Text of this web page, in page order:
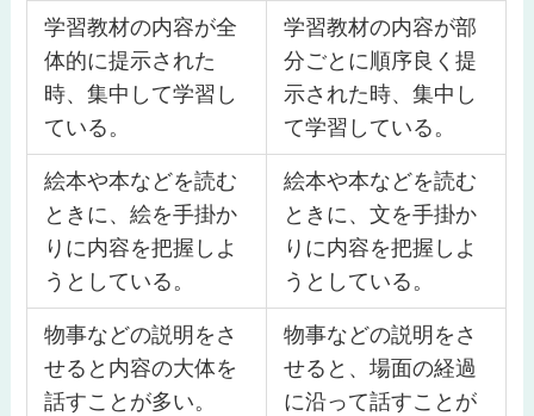
学習教材の内容が全
体的に提示された
時、集中して学習し
ている。
学習教材の内容が部
分ごとに順序良く提
示された時、集中し
て学習している。
絵本や本などを読む
ときに、絵を手掛か
りに内容を把握しよ
うとしている。
絵本や本などを読む
ときに、文を手掛か
りに内容を把握しよ
うとしている。
物事などの説明をさ
せると内容の大体を
話すことが多い。
物事などの説明をさ
せると、場面の経過
に沿って話すことが